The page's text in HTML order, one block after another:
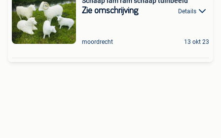
Zie omschrijving Details
moordrecht 13 okt 23